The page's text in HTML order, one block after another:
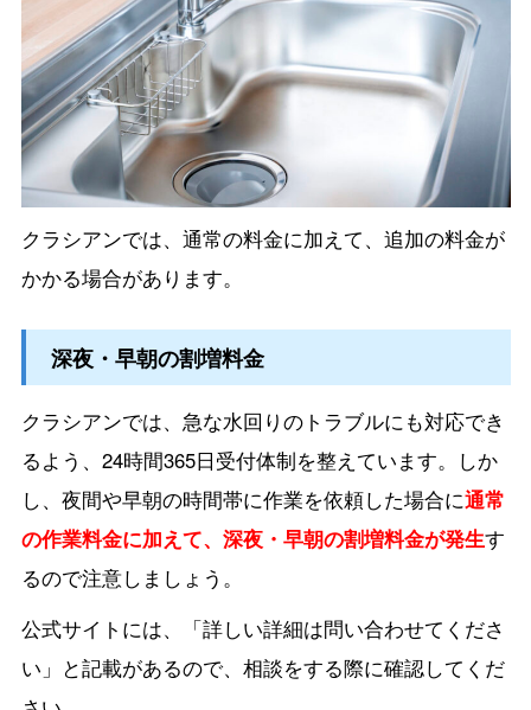
クラシアンでは、通常の料金に加えて、追加の料金が
かかる場合があります。
深夜・早朝の割増料金
クラシアンでは、急な水回りのトラブルにも対応でき
るよう、24時間365日受付体制を整えています。しか
し、夜間や早朝の時間帯に作業を依頼した場合に通常
の作業料金に加えて、深夜・早朝の割増料金が発生す
るので注意しましょう。
公式サイトには、「詳しい詳細は問い合わせてくださ
い」と記載があるので、相談をする際に確認してくだ